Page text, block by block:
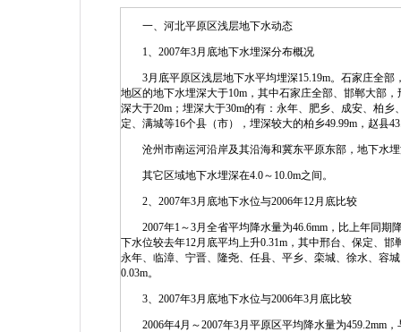
一、河北平原区浅层地下水动态
1、2007年3月底地下水埋深分布概况
3月底平原区浅层地下水平均埋深15.19m。石家庄全部
地区的地下水埋深大于10m，其中石家庄全部、邯郸大部
深大于20m；埋深大于30m的有：永年、肥乡、成安、柏
定、满城等16个县（市），埋深较大的柏乡49.99m，赵县
沧州市南运河沿岸及其沿海和冀东平原东部，地下水埋
其它区域地下水埋深在4.0～10.0m之间。
2、2007年3月底地下水位与2006年12月底比较
2007年1～3月全省平均降水量为46.6mm，比上年同期
下水位较去年12月底平均上升0.31m，其中邢台、保定、
永年、临漳、宁晋、隆尧、任县、平乡、栾城、徐水、容
0.03m。
3、2007年3月底地下水位与2006年3月底比较
2006年4月～2007年3月平原区平均降水量为459.2mm